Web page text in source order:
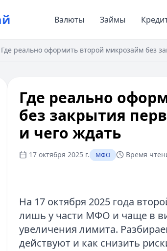
Валюты Займы
Где реально оформить второй микрозайм без
Где реально
без закрытия
и чего ждать
17 октября 2025 г. МФО Время
На 17 октября 2025 года
лишь у части МФО и чаще в
увеличения лимита.
действуют и как снизить